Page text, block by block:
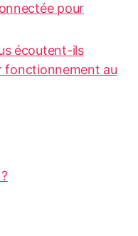
pour
écoutent-ils
fonctionnement au